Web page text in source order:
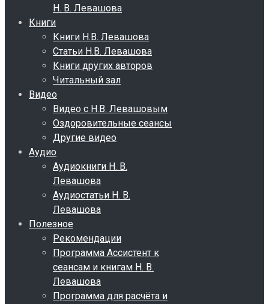
Н. В. Левашова
Книги
Книги Н.В. Левашова
Статьи Н.В. Левашова
Книги других авторов
Читальный зал
Видео
Видео с Н.В. Левашовым
Оздоровительные сеансы
Другие видео
Аудио
Аудиокниги Н. В.
Левашова
Аудиостатьи Н. В.
Левашова
Полезное
Рекомендации
Программа Ассистент к
сеансам и книгам Н. В.
Левашова
Программа для расчёта и